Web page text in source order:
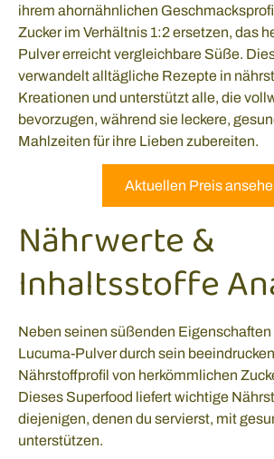
ihrem ahornähnlichen
Zucker im Verhältnis 1:2 ersetzen, das
Pulver erreicht vergleichbare Süße.
verwandelt alltägliche Rezepte in
Kreationen und unterstützt alle, die
bevorzugen, während sie leckere,
Mahlzeiten für ihre Lieben zubereiten.
Aktuellen Preis
Nährwerte &
Inhaltsstoffe
Neben seinen süßenden Eigenschaften
Lucuma-Pulver durch sein
Nährstoffprofil von herkömmlichen
Dieses Superfood liefert wichtige
diejenigen, denen du servierst, mit
unterstützen.